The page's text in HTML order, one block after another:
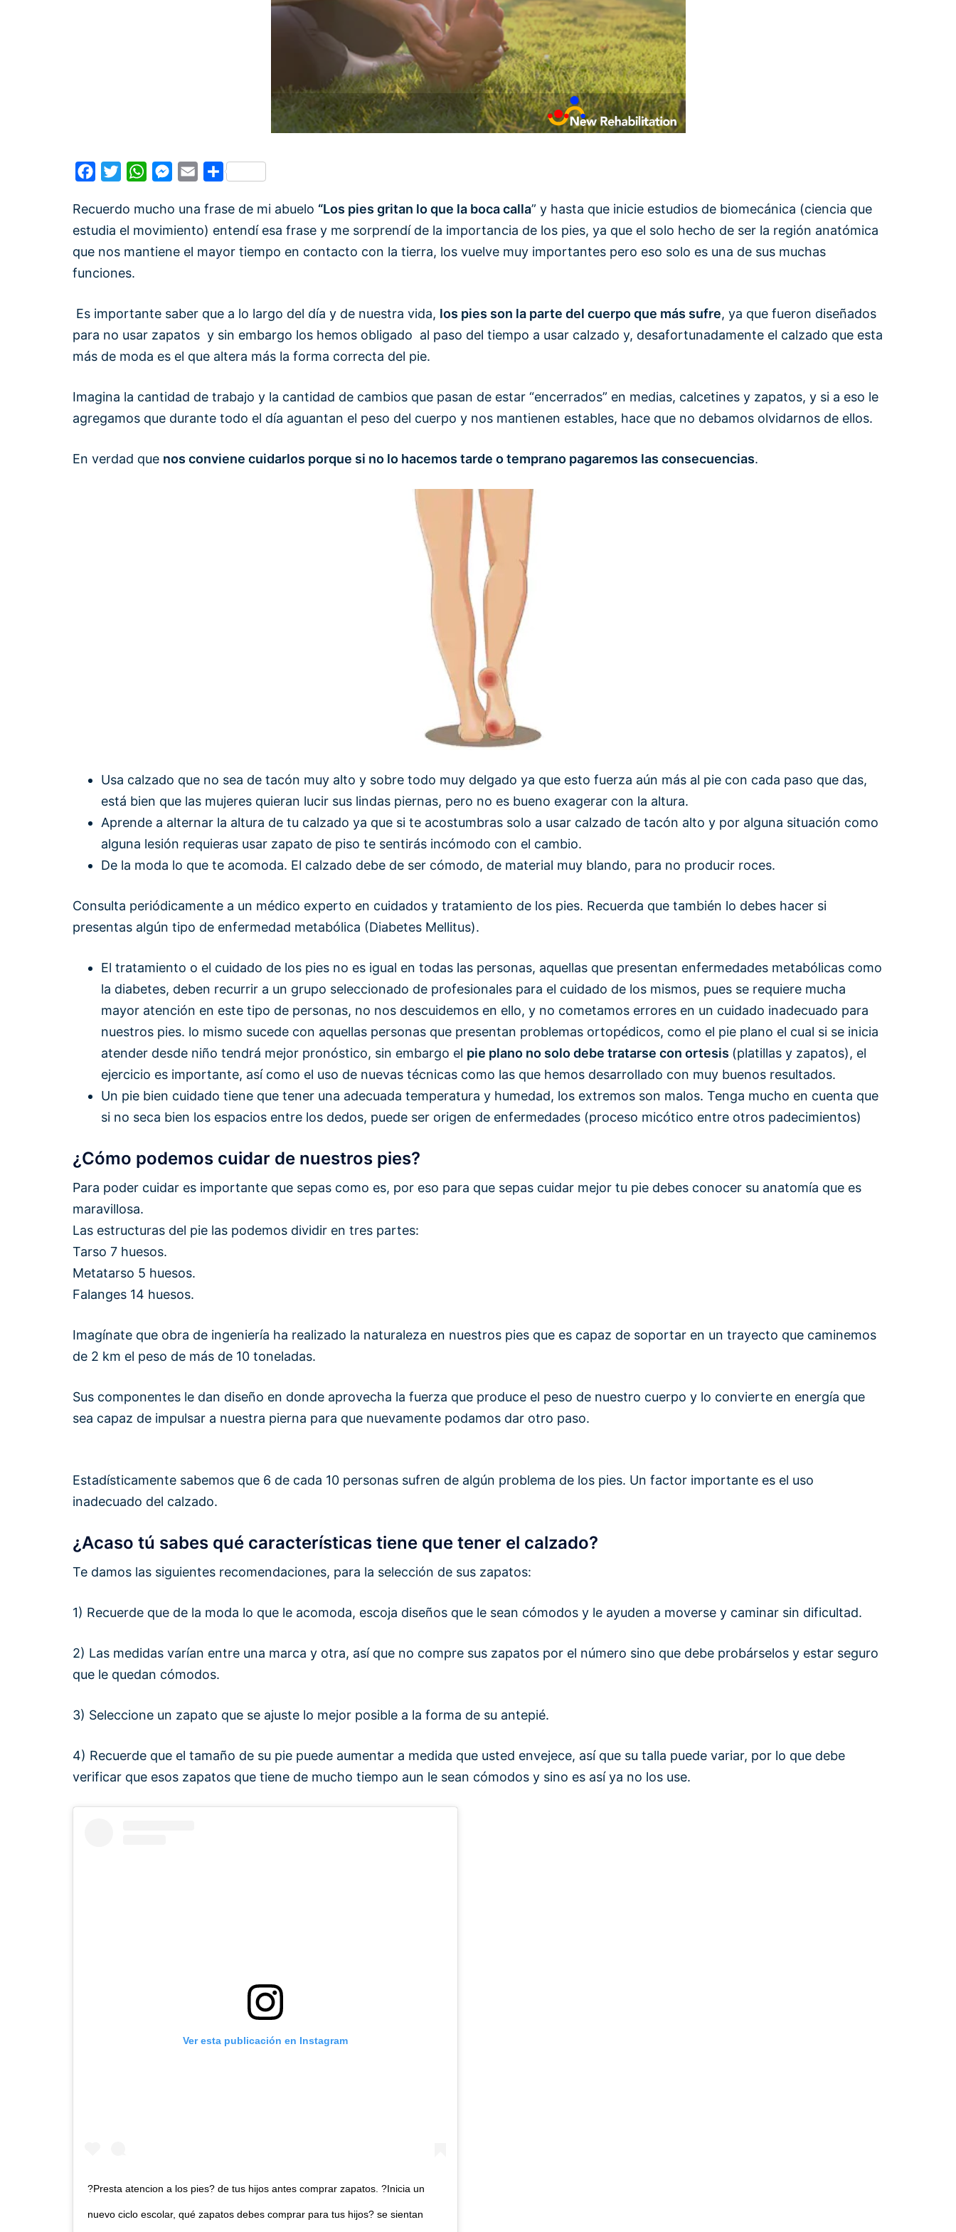
FacebookTwitterWhatsAppMessenger
EmailCompartir
Recuerdo mucho una frase de mi abuelo “Los pies gritan lo que la boca calla” y hasta que inicie estudios de biomecánica (ciencia que
estudia el movimiento) entendí esa frase y me sorprendí de la importancia de los pies, ya que el solo hecho de ser la región anatómica
que nos mantiene el mayor tiempo en contacto con la tierra, los vuelve muy importantes pero eso solo es una de sus muchas
funciones.
Es importante saber que a lo largo del día y de nuestra vida, los pies son la parte del cuerpo que más sufre, ya que fueron diseñados
para no usar zapatos y sin embargo los hemos obligado al paso del tiempo a usar calzado y, desafortunadamente el calzado que esta
más de moda es el que altera más la forma correcta del pie.
Imagina la cantidad de trabajo y la cantidad de cambios que pasan de estar “encerrados” en medias, calcetines y zapatos, y si a eso le
agregamos que durante todo el día aguantan el peso del cuerpo y nos mantienen estables, hace que no debamos olvidarnos de ellos.
En verdad que nos conviene cuidarlos porque si no lo hacemos tarde o temprano pagaremos las consecuencias.
Usa calzado que no sea de tacón muy alto y sobre todo muy delgado ya que esto fuerza aún más al pie con cada paso que das,
está bien que las mujeres quieran lucir sus lindas piernas, pero no es bueno exagerar con la altura.
Aprende a alternar la altura de tu calzado ya que si te acostumbras solo a usar calzado de tacón alto y por alguna situación como
alguna lesión requieras usar zapato de piso te sentirás incómodo con el cambio.
De la moda lo que te acomoda. El calzado debe de ser cómodo, de material muy blando, para no producir roces.
Consulta periódicamente a un médico experto en cuidados y tratamiento de los pies. Recuerda que también lo debes hacer si
presentas algún tipo de enfermedad metabólica (Diabetes Mellitus).
El tratamiento o el cuidado de los pies no es igual en todas las personas, aquellas que presentan enfermedades metabólicas como
la diabetes, deben recurrir a un grupo seleccionado de profesionales para el cuidado de los mismos, pues se requiere mucha
mayor atención en este tipo de personas, no nos descuidemos en ello, y no cometamos errores en un cuidado inadecuado para
nuestros pies. lo mismo sucede con aquellas personas que presentan problemas ortopédicos, como el pie plano el cual si se inicia
atender desde niño tendrá mejor pronóstico, sin embargo el pie plano no solo debe tratarse con ortesis (platillas y zapatos), el
ejercicio es importante, así como el uso de nuevas técnicas como las que hemos desarrollado con muy buenos resultados.
Un pie bien cuidado tiene que tener una adecuada temperatura y humedad, los extremos son malos. Tenga mucho en cuenta que
si no seca bien los espacios entre los dedos, puede ser origen de enfermedades (proceso micótico entre otros padecimientos)
¿Cómo podemos cuidar de nuestros pies?
Para poder cuidar es importante que sepas como es, por eso para que sepas cuidar mejor tu pie debes conocer su anatomía que es
maravillosa.
Las estructuras del pie las podemos dividir en tres partes:
Tarso 7 huesos.
Metatarso 5 huesos.
Falanges 14 huesos.
Imagínate que obra de ingeniería ha realizado la naturaleza en nuestros pies que es capaz de soportar en un trayecto que caminemos
de 2 km el peso de más de 10 toneladas.
Sus componentes le dan diseño en donde aprovecha la fuerza que produce el peso de nuestro cuerpo y lo convierte en energía que
sea capaz de impulsar a nuestra pierna para que nuevamente podamos dar otro paso.
Estadísticamente sabemos que 6 de cada 10 personas sufren de algún problema de los pies. Un factor importante es el uso
inadecuado del calzado.
¿Acaso tú sabes qué características tiene que tener el calzado?
Te damos las siguientes recomendaciones, para la selección de sus zapatos:
1) Recuerde que de la moda lo que le acomoda, escoja diseños que le sean cómodos y le ayuden a moverse y caminar sin dificultad.
2) Las medidas varían entre una marca y otra, así que no compre sus zapatos por el número sino que debe probárselos y estar seguro
que le quedan cómodos.
3) Seleccione un zapato que se ajuste lo mejor posible a la forma de su antepié.
4) Recuerde que el tamaño de su pie puede aumentar a medida que usted envejece, así que su talla puede variar, por lo que debe
verificar que esos zapatos que tiene de mucho tiempo aun le sean cómodos y sino es así ya no los use.
Ver esta publicación en Instagram
?Presta atencion a los pies? de tus hijos antes comprar zapatos. ?Inicia un
nuevo ciclo escolar, qué zapatos debes comprar para tus hijos? se sientan